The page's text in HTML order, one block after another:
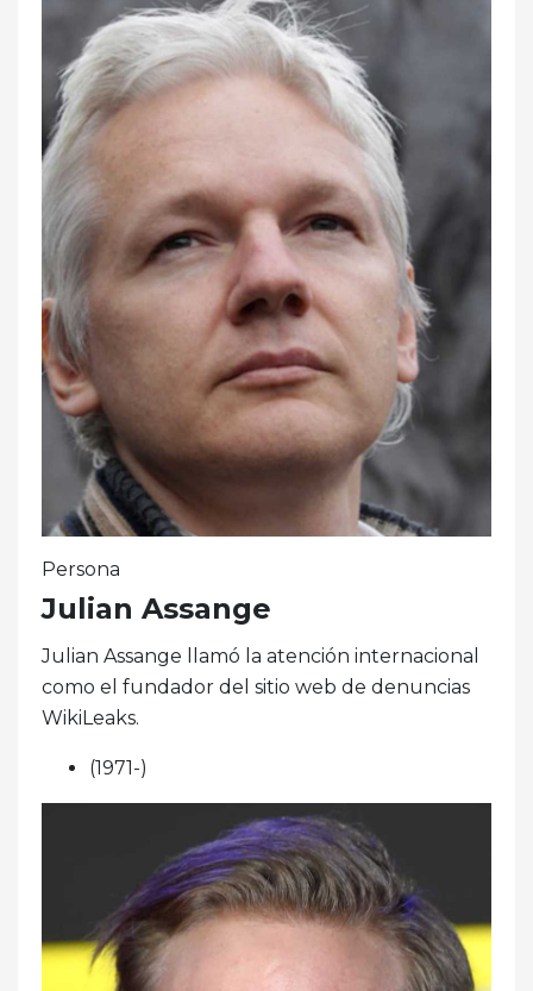
Persona
Julian Assange
Julian Assange llamó la atención internacional
como el fundador del sitio web de denuncias
WikiLeaks.
(1971-)